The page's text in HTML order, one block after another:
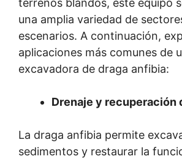
terrenos blandos, este equipo
una amplia variedad de
escenarios. A continuación,
aplicaciones más comunes de
excavadora de draga anfibia:
Drenaje y recuperación
La draga anfibia permite
sedimentos y restaurar la